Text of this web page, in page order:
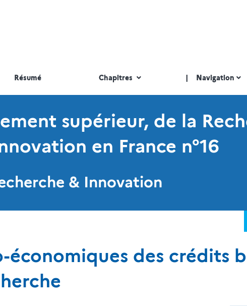
Résumé Chapitres | Navigation
supérieur, de la
en France n°16
& Innovation
économiques des crédits